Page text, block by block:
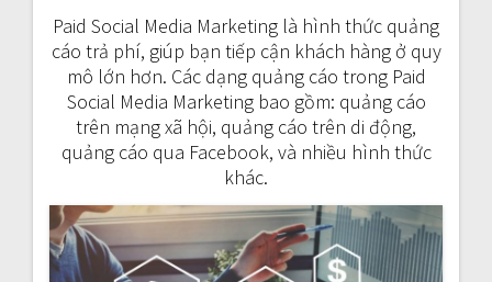
Paid Social Media Marketing là hình thức quảng
cáo trả phí, giúp bạn tiếp cận khách hàng ở quy
mô lớn hơn. Các dạng quảng cáo trong Paid
Social Media Marketing bao gồm: quảng cáo
trên mạng xã hội, quảng cáo trên di động,
quảng cáo qua Facebook, và nhiều hình thức
khác.